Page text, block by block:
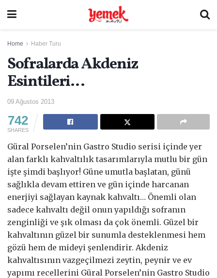
Home Haber Turu
Sofralarda Akdeniz
Esintileri…
09 Ağustos 2013
742
SHARES
Güral Porselen’nin Gastro Studio serisi içinde yer
alan farklı kahvaltılık tasarımlarıyla mutlu bir gün
işte şimdi başlıyor! Güne umutla başlatan, günü
sağlıkla devam ettiren ve gün içinde harcanan
enerjiyi sağlayan kaynak kahvaltı… Önemli olan
sadece kahvaltı değil onun yapıldığı sofranın
zenginliği ve şık olması da çok önemli. Güzel bir
kahvaltının güzel bir sunumla desteklenmesi hem
gözü hem de mideyi şenlendirir. Akdeniz
kahvaltısının vazgeçilmezi zeytin, peynir ve ev
yapımı recellerini Güral Porselen’nin Gastro Studio